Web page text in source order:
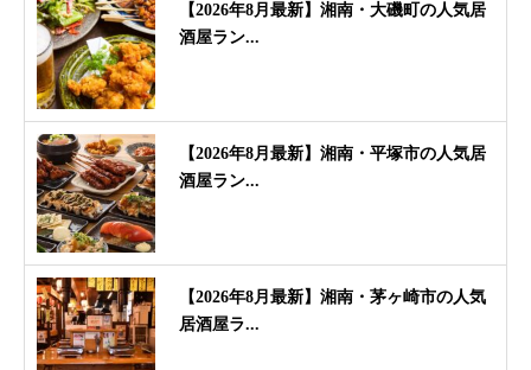
【2026年8月最新】湘南・大磯町の人気居
酒屋ラン...
【2026年8月最新】湘南・平塚市の人気居
酒屋ラン...
【2026年8月最新】湘南・茅ヶ崎市の人気
居酒屋ラ...